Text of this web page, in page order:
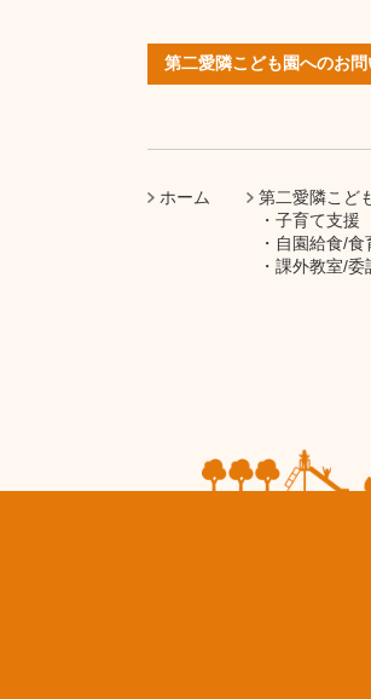
第二愛隣こども園へのお
ホーム
第二愛隣こど
子育て支援
自園給食/食
課外教室/委